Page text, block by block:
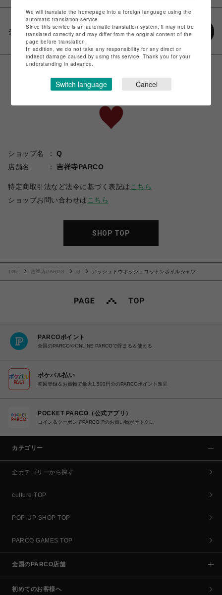
シェアする
ショップ名
Q
店舗名
吉祥寺PARCO
特定商取引法など法令に基づく表記は こちら
ショップお問い合わせは こちら
SHOP TOP
TOP 吉祥寺PARCO Q アッシュドウオッシュコットンボイルシャツ
PARCOポイント
全国のPARCOやONLINE PARCOで貯まる＆使える
ポケパル払い
初回登録＆お買物で最大1,500円分のPARCOポイント進呈
POCKET PARCO（公式アプリ）
コイン＆クーポンでPARCOでのお買い物がオトクに
カテゴリー
全カテゴリーから探す
culture TOP
POP-UP SHOP TOP
PARCO GAMES TOP
全国のPARCO店舗
初めてのお客様へ
We will translate the homepage into a foreign language using the
automatic translation service.
Since this service is an automatic translation system, it may not be
translated correctly and may differ from the original content of the
page before translation.
In addition, we do not take any responsibility for any direct or
indirect damage caused by using this service. Thank you for your
understanding in advance.
Switch language Cancel